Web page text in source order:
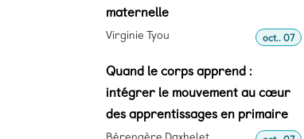
maternelle
Virginie Tyou oct.. 07
Quand le corps apprend :
intégrer le mouvement au cœur
des apprentissages en primaire